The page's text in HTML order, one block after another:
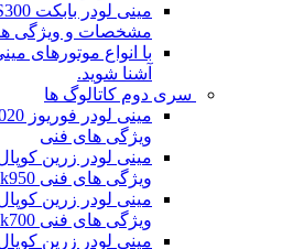
مشخصات و ویژگی
با انواع موتورهای
آشنا شوید.
سری دوم کاتالوگ ها
ویژگی های فنی
ویژگی های فنی zk950
ویژگی های فنی zk700